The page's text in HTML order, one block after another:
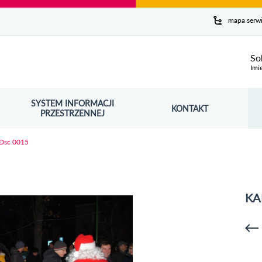
mapa
SYSTEM INFORMACJI
PRZESTRZENNEJ
OTWORZY SIĘ W NOWYM OKNIE KONTAKT
Dsc 0015